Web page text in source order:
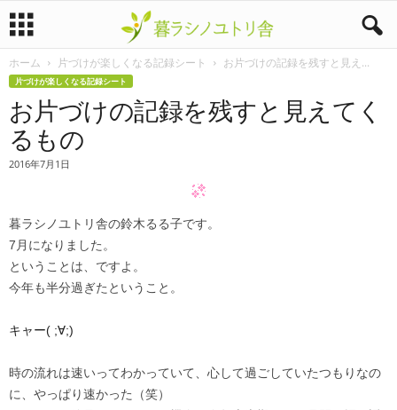
暮
ユ
ホーム 片づけが楽しくなる記録シート お片づけの記録を残すと見え...
片づけが楽しくなる記録シート
お片づけの記録を残すと見えてく
るもの
2016年7月1日
暮ラシノユトリ舎の鈴木るる子です。
7月になりました。
ということは、ですよ。
今年も半分過ぎたということ。
キャー( ;∀;)
時の流れは速いってわかっていて、心して過ごしていたつもりなの
に、やっぱり速かった（笑）